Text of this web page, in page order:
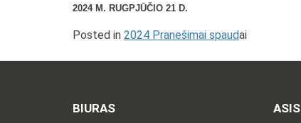
2024 M. RUGPJŪČIO 21 D.
Posted in 2024 Pranešimai spaudai
BIURAS